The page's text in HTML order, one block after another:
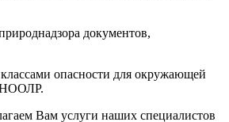
документов,
опасности для окружающей
Вам услуги наших специалистов